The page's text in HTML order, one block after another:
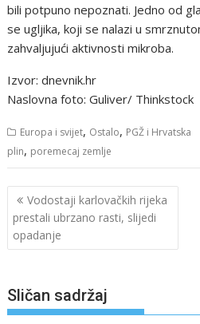
bili potpuno nepoznati. Jedno od
se ugljika, koji se nalazi u
zahvaljujući aktivnosti mikroba.
Izvor: dnevnik.hr
Naslovna foto: Guliver/ Thinkstock
Europa i svijet, Ostalo, PGŽ i Hrvatska
plin, poremecaj zemlje
Navigacija
objava
Vodostaji karlovačkih rijeka
prestali ubrzano rasti, slijedi
opadanje
Sličan sadržaj